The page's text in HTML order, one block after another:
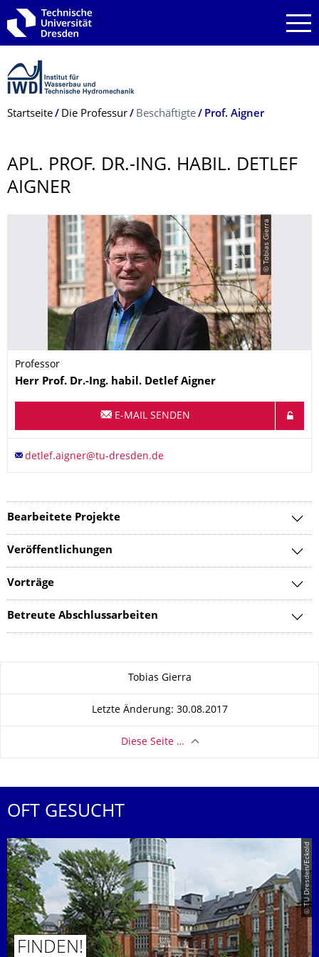
Zur Hauptnavigation springen
Zur Suche springen
Zum Inhalt springen
Breadcrumb-Menü
Startseite Die Professur Beschäftigte Prof. Aigner
APL. PROF. DR.-ING. HABIL. DETLEF
AIGNER
© Tobias Gierra
Professor
Name
Herr Prof. Dr.-Ing. habil. Detlef Aigner
E-MAIL SENDEN
Bearbeitete Projekte
Veröffentlichungen
Vorträge
Betreute Abschlussarbeiten
Tobias Gierra
Letzte Änderung: 30.08.2017
Diese Seite …
OFT GESUCHT
© TU Dresden/Eckold
FINDEN!